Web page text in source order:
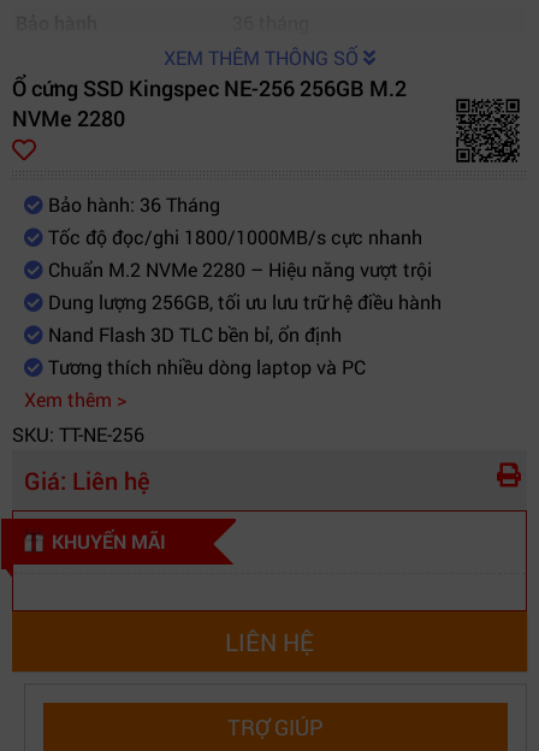
XEM THÊM THÔNG SỐ
Ổ cứng SSD Kingspec NE-256 256GB M.2
NVMe 2280
Bảo hành: 36 Tháng
Tốc độ đọc/ghi 1800/1000MB/s cực nhanh
Chuẩn M.2 NVMe 2280 – Hiệu năng vượt trội
Dung lượng 256GB, tối ưu lưu trữ hệ điều hành
Nand Flash 3D TLC bền bỉ, ổn định
Tương thích nhiều dòng laptop và PC
Xem thêm >
SKU: TT-NE-256
Giá: Liên hệ
KHUYẾN MÃI
LIÊN HỆ
TRỢ GIÚP